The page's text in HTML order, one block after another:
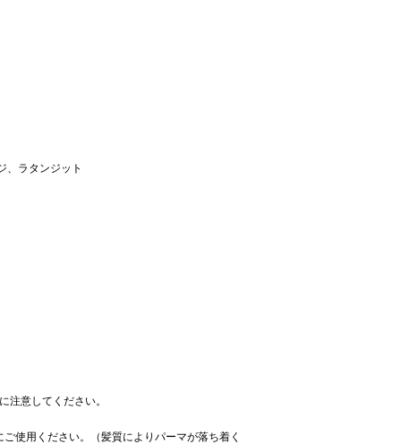
、ラタンジット
意してください。
使用ください。（髪質によりパーマが落ち着く